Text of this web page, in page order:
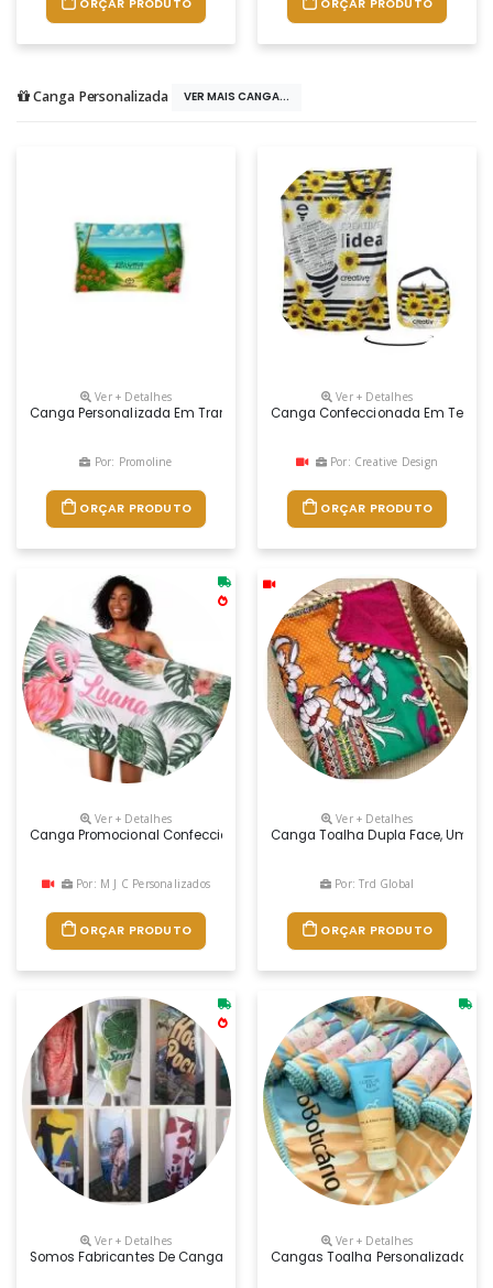
ORÇAR PRODUTO ORÇAR PRODUTO
Canga Personalizada VER MAIS CANGA...
Ver + Detalhes
Canga Personalizada Em Transfer Por Sublimação Sobre Tecido
Por: Promoline
ORÇAR PRODUTO
Ver + Detalhes
Canga Confeccionada Em Tecido
Por: Creative Design
ORÇAR PRODUTO
Ver + Detalhes
Canga Promocional Confeccionada Malha De Poliéster Ou Helanca
Por: M J C Personalizados
ORÇAR PRODUTO
Ver + Detalhes
Canga Toalha Dupla Face, Um
Por: Trd Global
ORÇAR PRODUTO
Ver + Detalhes
Somos Fabricantes De Cangas Personalizadas Em
Ver + Detalhes
Cangas Toalha Personalizadas